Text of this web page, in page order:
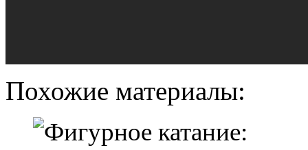
Похожие материалы: